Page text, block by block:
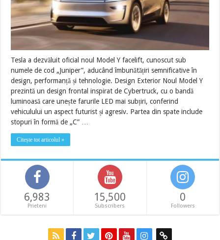
Tesla a dezvăluit oficial noul Model Y facelift, cunoscut sub
numele de cod „Juniper”, aducând îmbunătățiri semnificative în
design, performanță și tehnologie. Design Exterior Noul Model Y
prezintă un design frontal inspirat de Cybertruck, cu o bandă
luminoasă care unește farurile LED mai subțiri, conferind
vehiculului un aspect futurist și agresiv. Partea din spate include
stopuri în formă de „C” …
Citește tot articolul »
6,983
Prieteni
15,500
Subscribers
0
Followers